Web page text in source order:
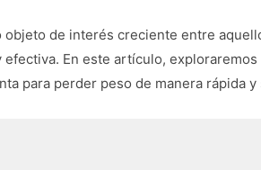
de interés creciente entre
En este artículo, exploraremos
para perder peso de manera rápida y